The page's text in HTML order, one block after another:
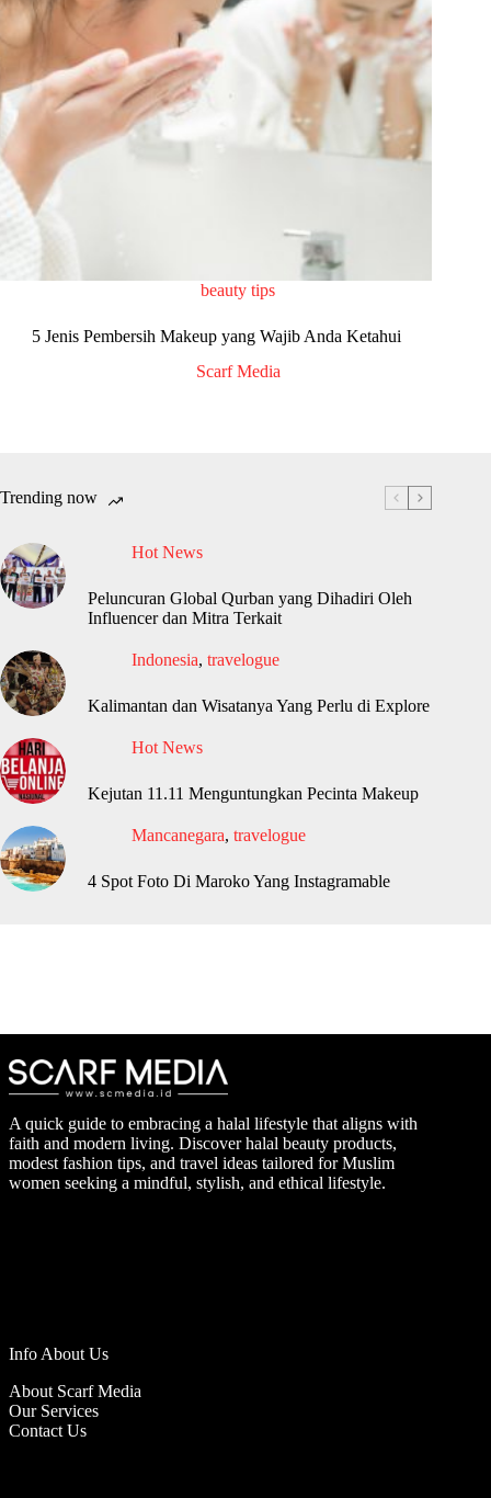
beauty tips
5 Jenis Pembersih Makeup yang Wajib Anda Ketahui
Scarf Media
Trending now
Hot News
Peluncuran Global Qurban yang Dihadiri Oleh
Influencer dan Mitra Terkait
Indonesia, travelogue
Kalimantan dan Wisatanya Yang Perlu di Explore
Hot News
Kejutan 11.11 Menguntungkan Pecinta Makeup
Mancanegara, travelogue
4 Spot Foto Di Maroko Yang Instagramable
A quick guide to embracing a halal lifestyle that aligns with
faith and modern living. Discover halal beauty products,
modest fashion tips, and travel ideas tailored for Muslim
women seeking a mindful, stylish, and ethical lifestyle.
Info About Us
About Scarf Media
Our Services
Contact Us